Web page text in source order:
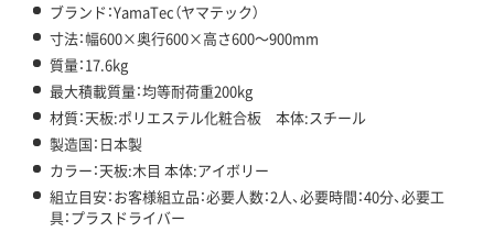
ブランド：YamaTec（ヤマテック）
寸法：幅600×奥行600×高さ600～900mm
質量：17.6kg
最大積載質量：均等耐荷重200kg
材質：天板:ポリエステル化粧合板 本体:スチール
製造国：日本製
カラー：天板:木目 本体:アイボリー
組立目安：お客様組立品：必要人数：2人、必要時間：40分、必要工
具：プラスドライバー